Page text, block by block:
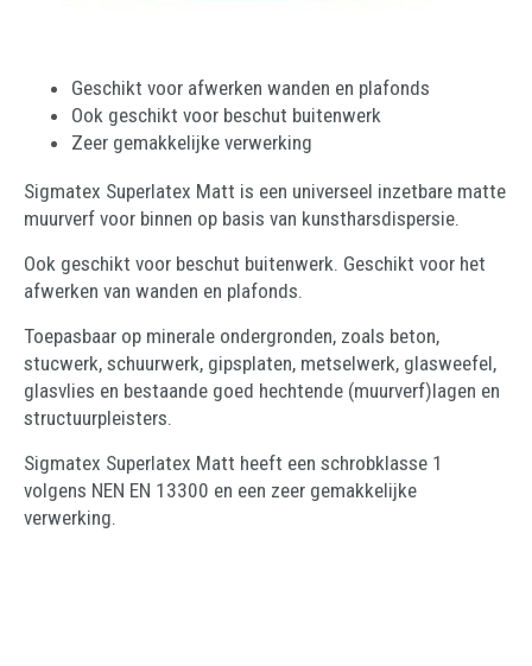
Geschikt voor afwerken wanden en plafonds
Ook geschikt voor beschut buitenwerk
Zeer gemakkelijke verwerking
Sigmatex Superlatex Matt is een universeel inzetbare matte
muurverf voor binnen op basis van kunstharsdispersie.
Ook geschikt voor beschut buitenwerk. Geschikt voor het
afwerken van wanden en plafonds.
Toepasbaar op minerale ondergronden, zoals beton,
stucwerk, schuurwerk, gipsplaten, metselwerk, glasweefel,
glasvlies en bestaande goed hechtende (muurverf)lagen en
structuurpleisters.
Sigmatex Superlatex Matt heeft een schrobklasse 1
volgens NEN EN 13300 en een zeer gemakkelijke
verwerking.